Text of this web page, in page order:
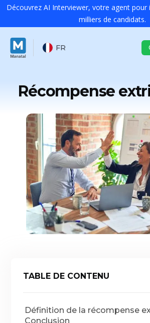
Découvrez AI Interviewer, votre agent pour
milliers de candidats.
FR
Récompense
TABLE DE CONTENU
Définition de la récompense
Conclusion